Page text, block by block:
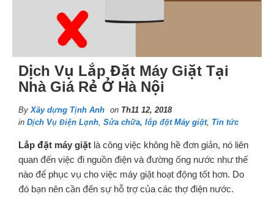
Dịch Vụ Lắp Đặt Máy Giặt Tại
Nhà Giá Rẻ Ở Hà Nội
By Xây dựng Tịnh Anh on Th11 12, 2018
in Dịch Vụ Điện Lạnh Sửa chữa, lắp đặt Máy giặt, Tin tức
Lắp đặt máy giặt là công việc không hề đơn giản, nó liên
quan đến việc đi nguồn điện và đường ống nước như thế
nào để phục vụ cho việc máy giặt hoạt động tốt hơn. Do
đó bạn nên cần đến sự hỗ trợ của các thợ điện nước.